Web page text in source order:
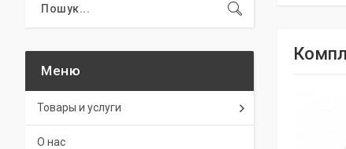
Товары и услуги
О нас